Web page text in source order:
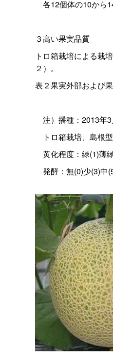
各12個体の10から
３高い果実品質
トロ箱栽培による栽
２）。
表２果実外部および
注）播種：2013年
トロ箱栽培、島根
黄化程度：緑(1)薄
発酵：無(0)少(3)中